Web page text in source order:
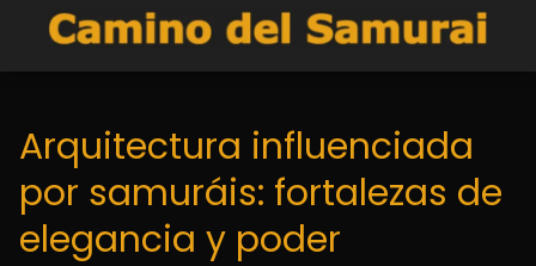
Arquitectura influenciada
por samuráis: fortalezas de
elegancia y poder